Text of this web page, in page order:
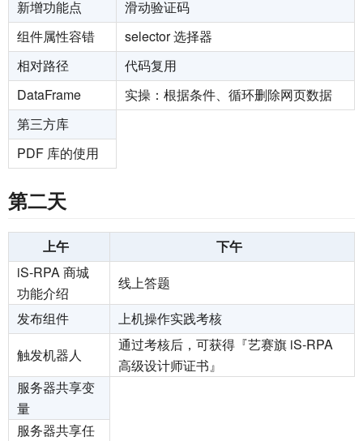
新增功能点
滑动验证码
组件属性容错
selector 选择器
相对路径
代码复用
DataFrame
实操：根据条件、循环删除网页数据
第三方库
PDF 库的使用
第二天
上午
下午
iS-RPA 商城
功能介绍
线上答题
发布组件
上机操作实践考核
触发机器人
通过考核后，可获得『艺赛旗 iS-RPA
高级设计师证书』
服务器共享变
量
服务器共享任